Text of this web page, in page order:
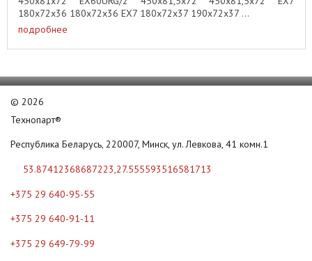
180x72x36 180x72x36 EX7 180x72x37 190x72x37 ...
подробнее
© 2026
Технопарт®
Республика Беларусь, 220007, Минск, ул. Левкова, 41 комн.1
53.87412368687223,27.555593516581713
+375 29 640-95-55
+375 29 640-91-11
+375 29 649-79-99